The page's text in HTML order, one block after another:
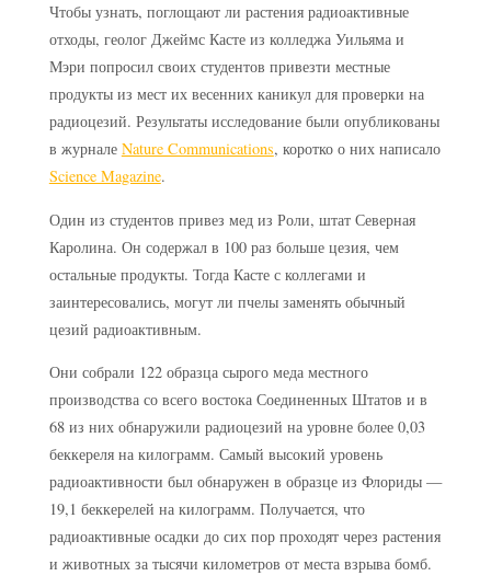
Чтобы узнать, поглощают ли растения радиоактивные
отходы, геолог Джеймс Касте из колледжа Уильяма и
Мэри попросил своих студентов привезти местные
продукты из мест их весенних каникул для проверки на
радиоцезий. Результаты исследование были опубликованы
в журнале Nature Communications, коротко о них написало
Science Magazine.
Один из студентов привез мед из Роли, штат Северная
Каролина. Он содержал в 100 раз больше цезия, чем
остальные продукты. Тогда Касте с коллегами и
заинтересовались, могут ли пчелы заменять обычный
цезий радиоактивным.
Они собрали 122 образца сырого меда местного
производства со всего востока Соединенных Штатов и в
68 из них обнаружили радиоцезий на уровне более 0,03
беккереля на килограмм. Самый высокий уровень
радиоактивности был обнаружен в образце из Флориды —
19,1 беккерелей на килограмм. Получается, что
радиоактивные осадки до сих пор проходят через растения
и животных за тысячи километров от места взрыва бомб.